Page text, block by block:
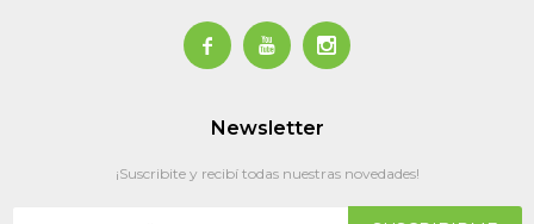
  
Newsletter
¡Suscribite y recibí todas nuestras novedades!